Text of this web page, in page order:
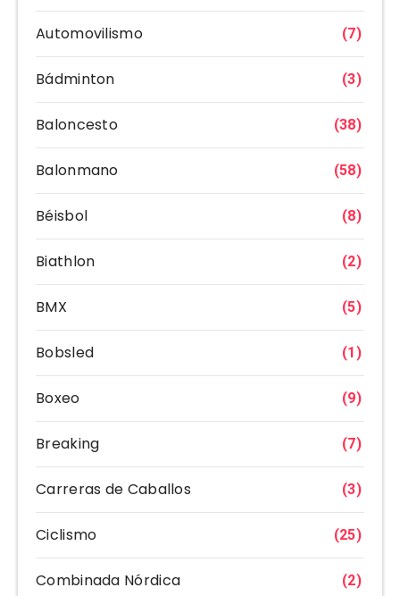
Automovilismo (7)
Bádminton (3)
Baloncesto (38)
Balonmano (58)
Béisbol (8)
Biathlon (2)
BMX (5)
Bobsled (1)
Boxeo (9)
Breaking (7)
Carreras de Caballos (3)
Ciclismo (25)
Combinada Nórdica (2)